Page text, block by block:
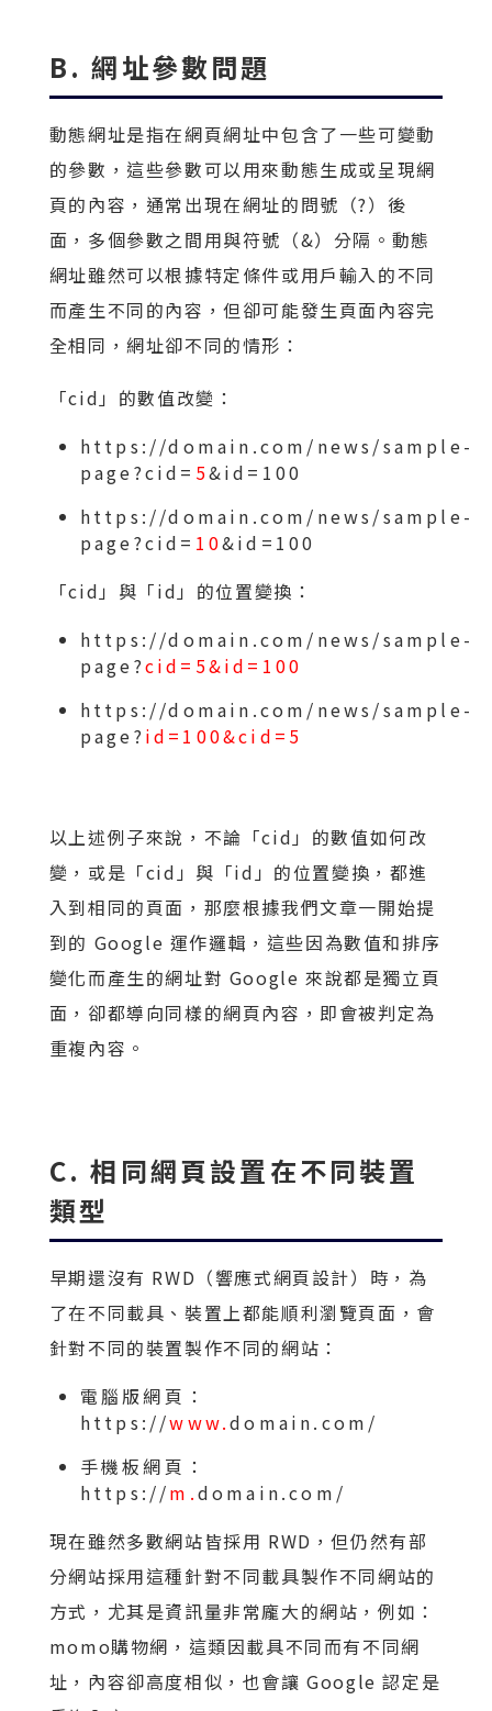
B. 網址參數問題
動態網址是指在網頁網址中包含了一些可變動
的參數，這些參數可以用來動態生成或呈現網
頁的內容，通常出現在網址的問號（?）後
面，多個參數之間用與符號（&）分隔。動態
網址雖然可以根據特定條件或用戶輸入的不同
而產生不同的內容，但卻可能發生頁面內容完
全相同，網址卻不同的情形：
「cid」的數值改變：
https://domain.com/news/sample-
page?cid= 5&id=100
https://domain.com/news/sample-
page?cid= 10&id=100
「cid」與「id」的位置變換：
https://domain.com/news/sample-
page?cid=5&id=100
https://domain.com/news/sample-
page? id=100&cid=5
以上述例子來說，不論「cid」的數值如何改
變，或是「cid」與「id」的位置變換，都進
入到相同的頁面，那麼根據我們文章一開始提
到的 Google 運作邏輯，這些因為數值和排序
變化而產生的網址對 Google 來說都是獨立頁
面，卻都導向同樣的網頁內容，即會被判定為
重複內容。
C. 相同網頁設置在不同裝置
類型
早期還沒有 RWD（響應式網頁設計）時，為
了在不同載具、裝置上都能順利瀏覽頁面，會
針對不同的裝置製作不同的網站：
電腦版網頁：
https://www.domain.com/
手機板網頁：
https://m.domain.com/
現在雖然多數網站皆採用 RWD，但仍然有部
分網站採用這種針對不同載具製作不同網站的
方式，尤其是資訊量非常龐大的網站，例如：
momo購物網，這類因載具不同而有不同網
址，內容卻高度相似，也會讓 Google 認定是